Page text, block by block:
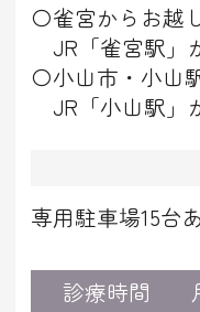
〇雀宮からお越
JR「雀宮駅」
〇小山市・小山
JR「小山駅」
専用駐車場15台
診療時間